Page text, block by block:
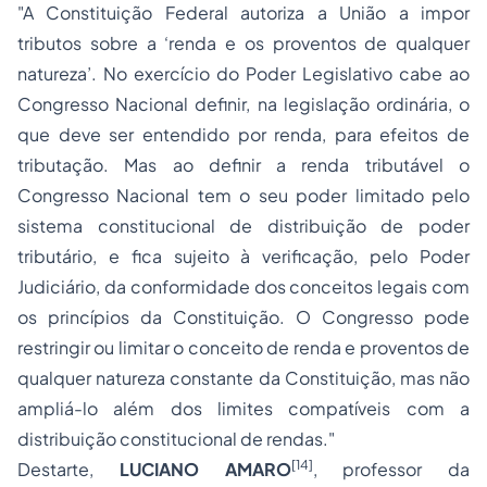
"A Constituição Federal autoriza a União a impor
tributos sobre a ‘renda e os proventos de qualquer
natureza’. No exercício do Poder Legislativo cabe ao
Congresso Nacional definir, na legislação ordinária, o
que deve ser entendido por renda, para efeitos de
tributação. Mas ao definir a renda tributável o
Congresso Nacional tem o seu poder limitado pelo
sistema constitucional de distribuição de poder
tributário, e fica sujeito à verificação, pelo Poder
Judiciário, da conformidade dos conceitos legais com
os princípios da Constituição. O Congresso pode
restringir ou limitar o conceito de renda e proventos de
qualquer natureza constante da Constituição, mas não
ampliá-lo além dos limites compatíveis com a
distribuição constitucional de rendas."
Destarte, LUCIANO AMARO[14], professor da